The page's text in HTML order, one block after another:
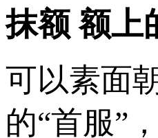
抹额 额上
可以素面
的“首服”